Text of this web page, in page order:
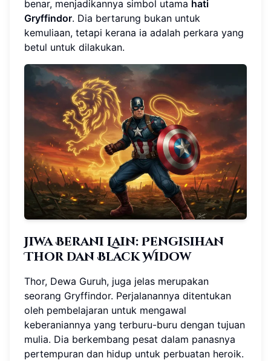
benar, menjadikannya simbol utama hati
Gryffindor. Dia bertarung bukan untuk
kemuliaan, tetapi kerana ia adalah perkara yang
betul untuk dilakukan.
Jiwa Berani Lain: Pengisihan
Thor dan Black Widow
Thor, Dewa Guruh, juga jelas merupakan
seorang Gryffindor. Perjalanannya ditentukan
oleh pembelajaran untuk mengawal
keberaniannya yang terburu-buru dengan tujuan
mulia. Dia berkembang pesat dalam panasnya
pertempuran dan hidup untuk perbuatan heroik.